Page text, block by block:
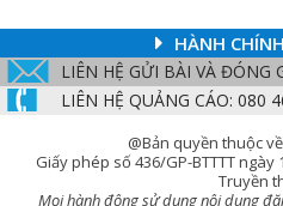
HÀNH
LIÊN HỆ GỬI BÀI VÀ ĐÓNG
LIÊN HỆ QUẢNG CÁO: 080
@Bản quyền thuộc
Giấy phép số 436/GP-BTTTT ngày
Truyền
Mọi hành động sử dụng nội dung